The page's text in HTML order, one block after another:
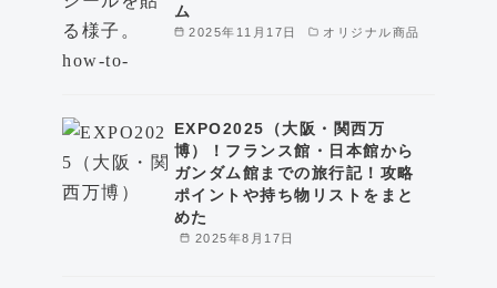
2025年11月17日 オリジナル商品
ム
2025年8月17日
EXPO2025（大阪・関西万
博）！フランス館・日本館から
ガンダム館までの旅行記！攻略
ポイントや持ち物リストをまと
めた